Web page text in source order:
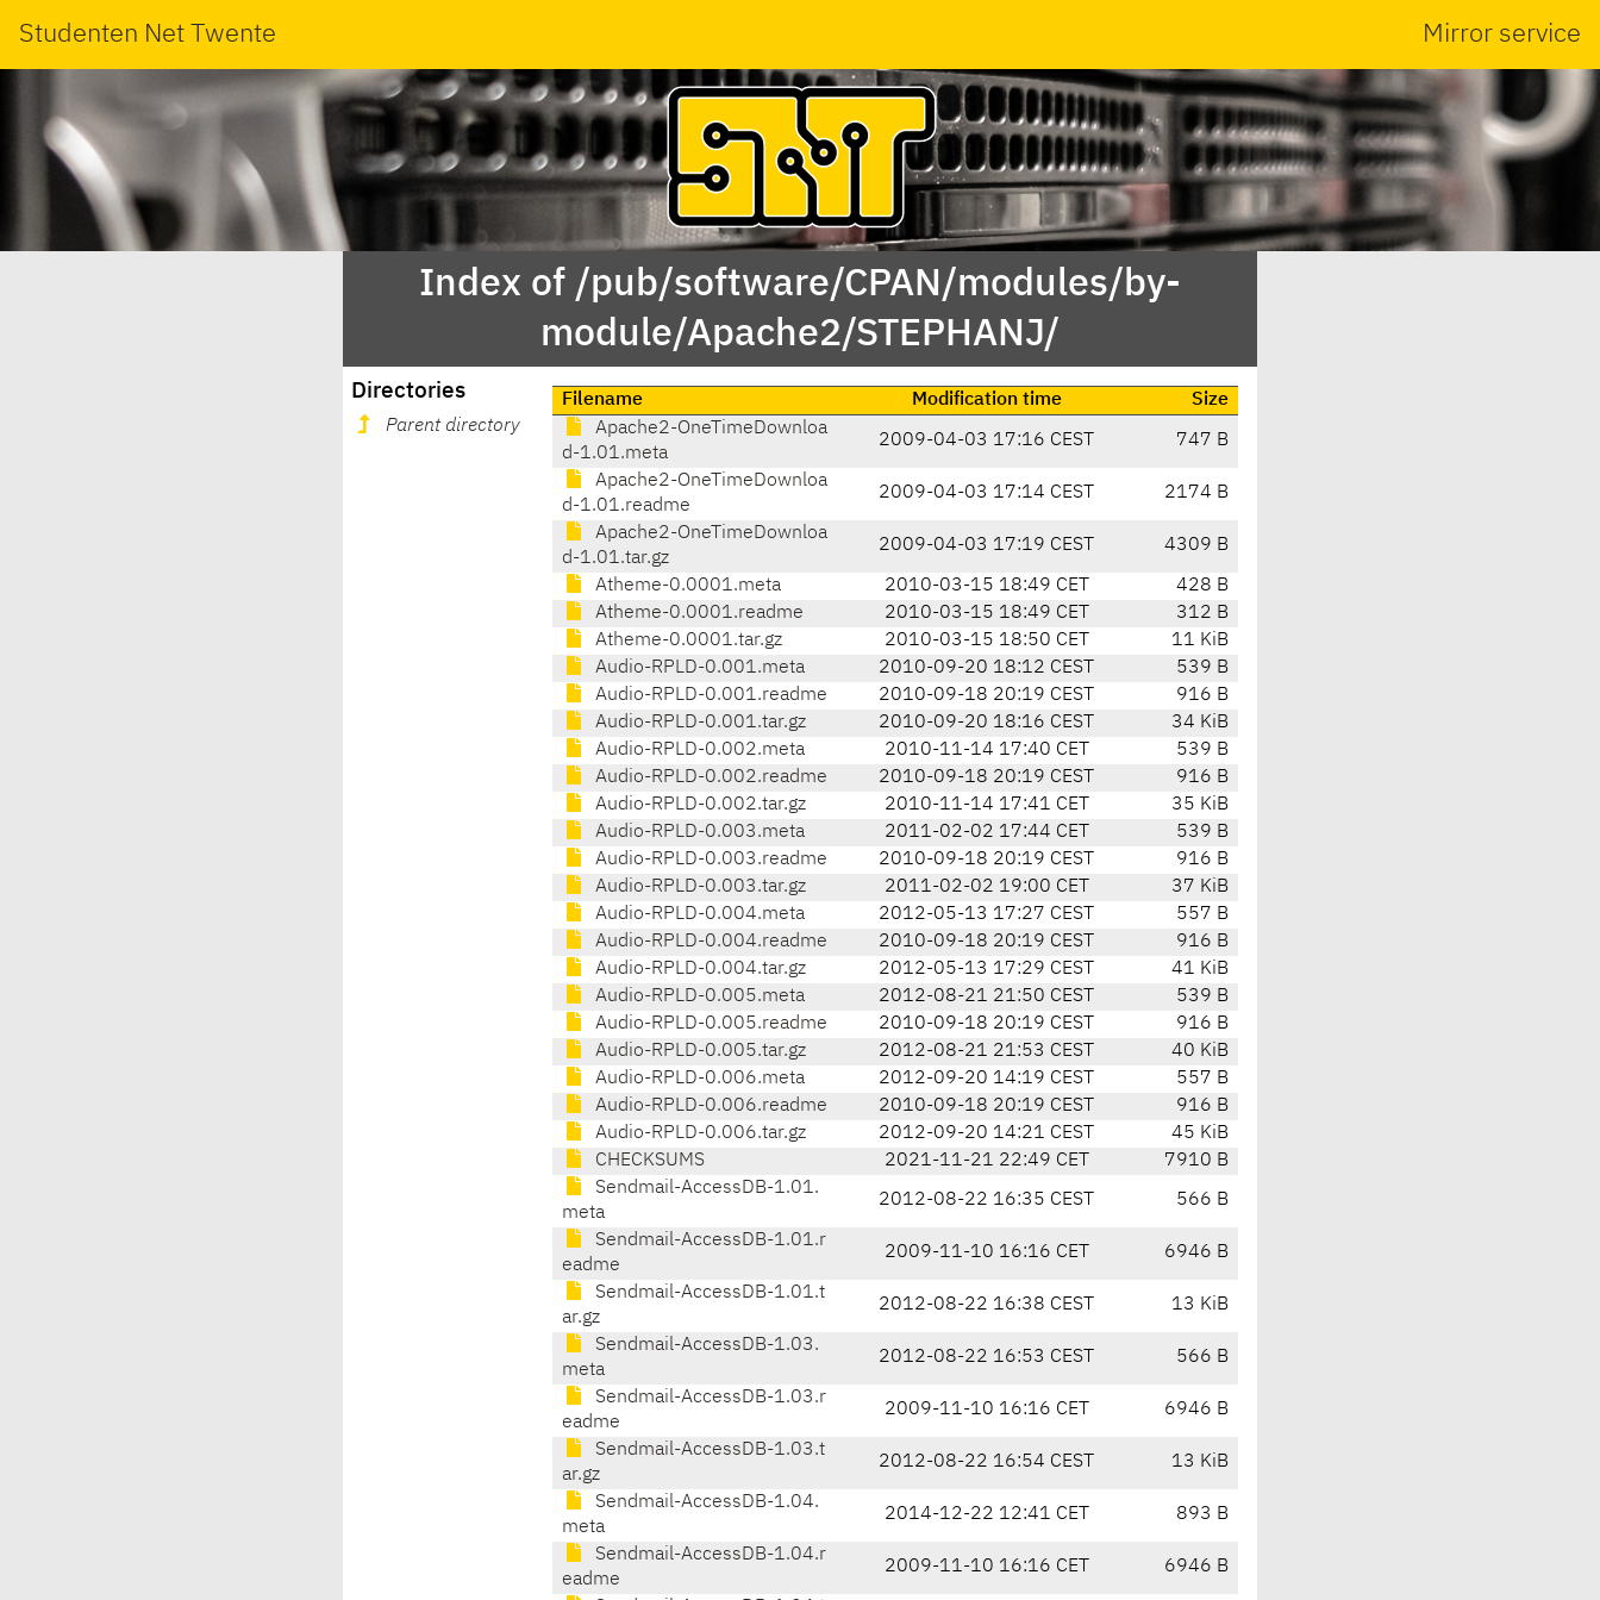
Studenten Net Twente Mirror service
Index of /pub/software/CPAN/modules/by-
module/Apache2/STEPHANJ/
Directories
Parent directory
Filename Modification time
Size
Apache2-OneTimeDownloa
d-1.01.meta
2009-04-03 17:16 CEST 747 B
Apache2-OneTimeDownloa
d-1.01.readme
2009-04-03 17:14 CEST 2174 B
Apache2-OneTimeDownloa
d-1.01.tar.gz
2009-04-03 17:19 CEST 4309 B
Atheme-0.0001.meta 2010-03-15 18:49 CET
428 B
Atheme-0.0001.readme
2010-03-15 18:49 CET
312 B
Atheme-0.0001.tar.gz
2010-03-15 18:50 CET
11 KiB
Audio-RPLD-0.001.meta
2010-09-20 18:12 CEST
539 B
Audio-RPLD-0.001.readme
2010-09-18 20:19 CEST
916 B
Audio-RPLD-0.001.tar.gz
2010-09-20 18:16 CEST
34 KiB
Audio-RPLD-0.002.meta
2010-11-14 17:40 CET
539 B
Audio-RPLD-0.002.readme
2010-09-18 20:19 CEST
916 B
Audio-RPLD-0.002.tar.gz
2010-11-14 17:41 CET
35 KiB
Audio-RPLD-0.003.meta
2011-02-02 17:44 CET
539 B
Audio-RPLD-0.003.readme
2010-09-18 20:19 CEST
916 B
Audio-RPLD-0.003.tar.gz
2011-02-02 19:00 CET
37 KiB
Audio-RPLD-0.004.meta
2012-05-13 17:27 CEST
557 B
Audio-RPLD-0.004.readme
2010-09-18 20:19 CEST
916 B
Audio-RPLD-0.004.tar.gz
2012-05-13 17:29 CEST
41 KiB
Audio-RPLD-0.005.meta
2012-08-21 21:50 CEST
539 B
Audio-RPLD-0.005.readme
2010-09-18 20:19 CEST
916 B
Audio-RPLD-0.005.tar.gz
2012-08-21 21:53 CEST
40 KiB
Audio-RPLD-0.006.meta
2012-09-20 14:19 CEST
557 B
Audio-RPLD-0.006.readme
2010-09-18 20:19 CEST
916 B
Audio-RPLD-0.006.tar.gz
2012-09-20 14:21 CEST
45 KiB
CHECKSUMS
2021-11-21 22:49 CET
7910 B
Sendmail-AccessDB-1.01.
meta
2012-08-22 16:35 CEST 566 B
Sendmail-AccessDB-1.01.r
eadme
2009-11-10 16:16 CET 6946 B
Sendmail-AccessDB-1.01.t
ar.gz
2012-08-22 16:38 CEST 13 KiB
Sendmail-AccessDB-1.03.
meta
2012-08-22 16:53 CEST 566 B
Sendmail-AccessDB-1.03.r
eadme
2009-11-10 16:16 CET 6946 B
Sendmail-AccessDB-1.03.t
ar.gz
2012-08-22 16:54 CEST 13 KiB
Sendmail-AccessDB-1.04.
meta
2014-12-22 12:41 CET 893 B
Sendmail-AccessDB-1.04.r
eadme
2009-11-10 16:16 CET 6946 B